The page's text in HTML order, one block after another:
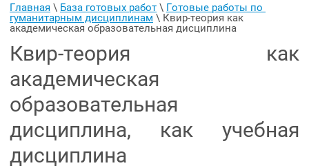
Главная \ База готовых работ \ Готовые работы по
гуманитарным дисциплинам \ Квир-теория как
академическая образовательная дисциплина
Квир-теория как
академическая
образовательная
дисциплина, как учебная
дисциплина